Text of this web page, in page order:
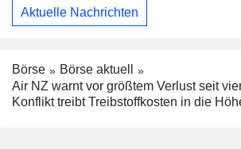
Aktuelle Nachrichten
Börse
Börse aktuell
Air NZ warnt vor größtem Verlust seit
Konflikt treibt Treibstoffkosten in die